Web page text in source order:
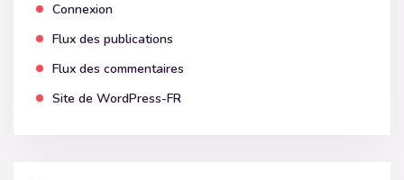
Connexion
Flux des publications
Flux des commentaires
Site de WordPress-FR